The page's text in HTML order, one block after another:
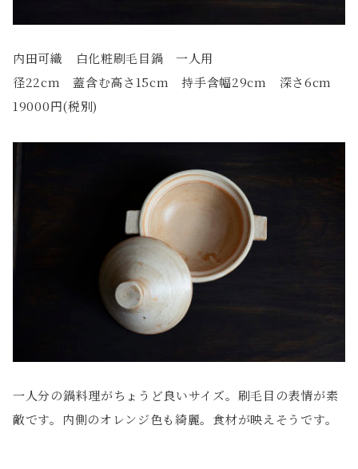
内田可織 白化粧刷毛目鍋 一人用
径22cm 蓋含む高さ15cm 持手含幅29cm 深さ6cm
19000円(税別)
一人分の鍋料理がちょうど良いサイズ。刷毛目の表情が素
敵です。内側のオレンジ色も綺麗。食材が映えそうです。